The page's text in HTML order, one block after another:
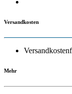
Versandkosten
Mehr